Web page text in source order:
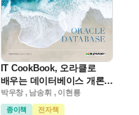
IT CookBook, 오라클로
배우는 데이터베이스 개론과
실습(3판)
박우창 , 남송휘 , 이현룡
종이책 전자책